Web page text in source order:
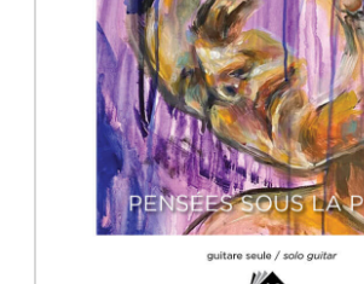
AUTRES PRODUITS